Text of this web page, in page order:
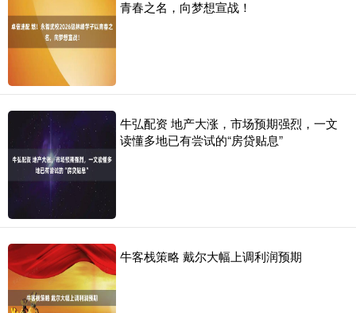
青春之名，向梦想宣战！
牛弘配资 地产大涨，市场预期强烈，一文
读懂多地已有尝试的“房贷贴息”
牛客栈策略 戴尔大幅上调利润预期